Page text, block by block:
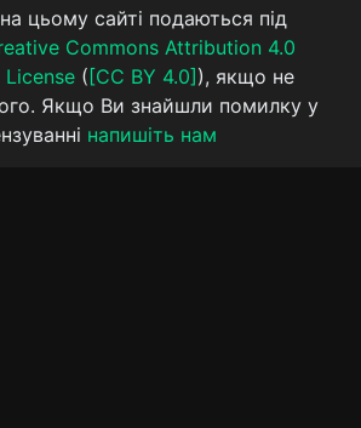
цьому сайті подаються під
Commons Attribution 4.0
( [CC BY 4.0] ), якщо не
Якщо Ви знайшли помилку у
напишіть нам